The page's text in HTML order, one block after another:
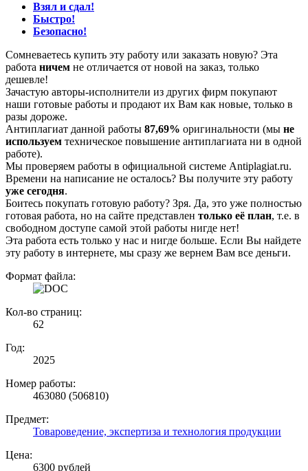
Взял и сдал!
Быстро!
Безопасно!
Сомневаетесь купить эту работу или заказать новую? Эта
работа ничем не отличается от новой на заказ, только
дешевле!
Зачастую авторы-исполнители из других фирм покупают
наши готовые работы и продают их Вам как новые, только в
разы дороже.
Антиплагиат данной работы 87,69% оригинальности (мы не
используем техническое повышение антиплагиата ни в одной
работе).
Мы проверяем работы в официальной системе Аntiplagiat.ru.
Времени на написание не осталось? Вы получите эту работу
уже сегодня.
Боитесь покупать готовую работу? Зря. Да, это уже полностью
готовая работа, но на сайте представлен только её план, т.е. в
свободном доступе самой этой работы нигде нет!
Эта работа есть только у нас и нигде больше. Если Вы найдете
эту работу в интернете, мы сразу же вернем Вам все деньги.
Формат файла:
Кол-во страниц:
62
Год:
2025
Номер работы:
463080 (506810)
Предмет:
Товароведение, экспертиза и технология продукции
Цена:
6300 рублей